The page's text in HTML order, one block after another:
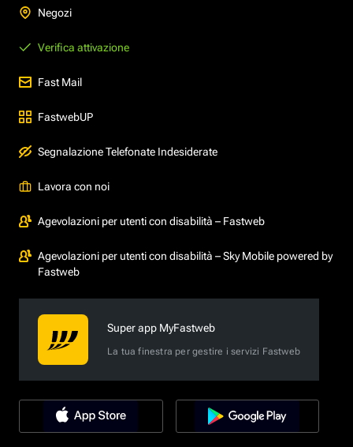
Negozi
Verifica attivazione
Fast Mail
FastwebUP
Segnalazione Telefonate Indesiderate
Lavora con noi
Agevolazioni per utenti con disabilità – Fastweb
Agevolazioni per utenti con disabilità – Sky Mobile powered by
Fastweb
Super app MyFastweb
La tua finestra per gestire i servizi Fastweb